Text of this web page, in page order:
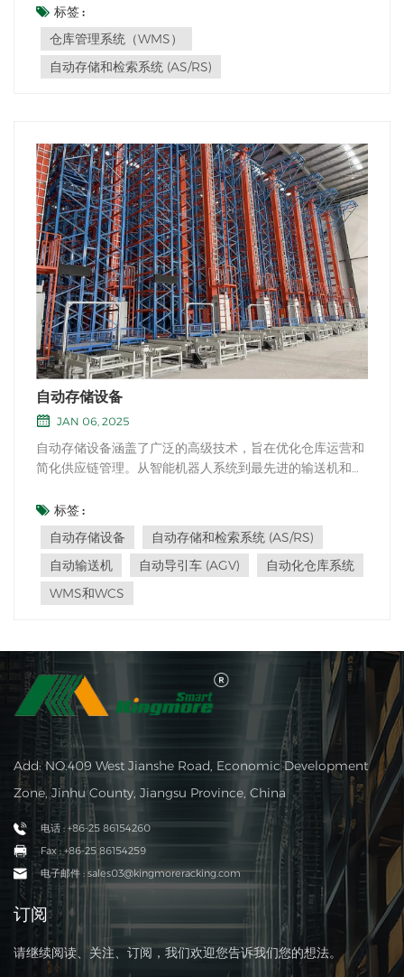
些创新系统，您的仓库可以在效率和存储容量方面达到新的
高度，从而提高生产力和盈利能力。那么，怎样才能更好 利
用货架系统的力量 彻底改变您的仓库？1....
标签 :
仓库管理系统（WMS）
自动存储和检索系统 (AS/RS)
自动存储设备
JAN 06, 2025
自动存储设备涵盖了广泛的高级技术，旨在优化仓库运营和
简化供应链管理。从智能机器人系统到最先进的输送机和高
的运行方式。自动仓库的关键组成部分之一是自动存储和检
索系统（AS/Rs）。这些系统利用先进的机器人技术和计算
机控制的机制来无缝处理仓库内货物的移动和...
标签 :
自动存储设备
自动存储和检索系统 (AS/RS)
自动输送机
自动导引车 (AGV)
自动化仓库系统
WMS和WCS
Add: NO.409 West Jianshe Road, Economic Development
Zone, Jinhu County, Jiangsu Province, China
电话 : +86-25 86154260
Fax : +86-25 86154259
电子邮件 : sales03@kingmoreracking.com
订阅
请继续阅读、关注、订阅，我们欢迎您告诉我们您的想法。